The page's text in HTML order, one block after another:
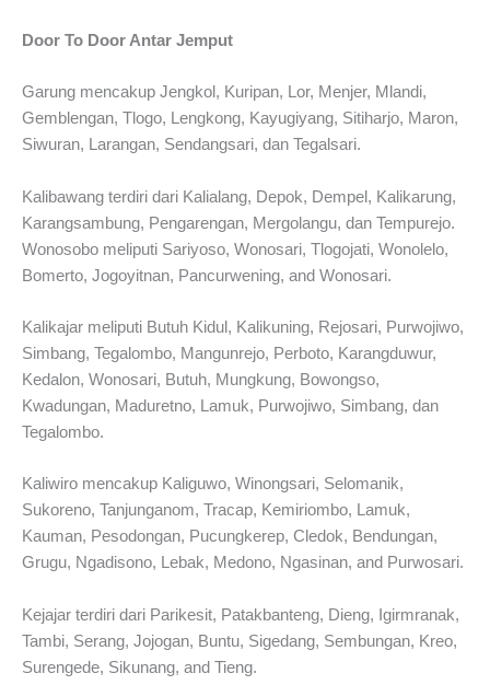
Door To Door Antar Jemput
Garung mencakup Jengkol, Kuripan, Lor, Menjer, Mlandi,
Gemblengan, Tlogo, Lengkong, Kayugiyang, Sitiharjo, Maron,
Siwuran, Larangan, Sendangsari, dan Tegalsari.
Kalibawang terdiri dari Kalialang, Depok, Dempel, Kalikarung,
Karangsambung, Pengarengan, Mergolangu, dan Tempurejo.
Wonosobo meliputi Sariyoso, Wonosari, Tlogojati, Wonolelo,
Bomerto, Jogoyitnan, Pancurwening, and Wonosari.
Kalikajar meliputi Butuh Kidul, Kalikuning, Rejosari, Purwojiwo,
Simbang, Tegalombo, Mangunrejo, Perboto, Karangduwur,
Kedalon, Wonosari, Butuh, Mungkung, Bowongso,
Kwadungan, Maduretno, Lamuk, Purwojiwo, Simbang, dan
Tegalombo.
Kaliwiro mencakup Kaliguwo, Winongsari, Selomanik,
Sukoreno, Tanjunganom, Tracap, Kemiriombo, Lamuk,
Kauman, Pesodongan, Pucungkerep, Cledok, Bendungan,
Grugu, Ngadisono, Lebak, Medono, Ngasinan, and Purwosari.
Kejajar terdiri dari Parikesit, Patakbanteng, Dieng, Igirmranak,
Tambi, Serang, Jojogan, Buntu, Sigedang, Sembungan, Kreo,
Surengede, Sikunang, and Tieng.